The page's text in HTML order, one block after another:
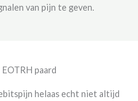
van pijn te geven.
paard
helaas echt niet altijd